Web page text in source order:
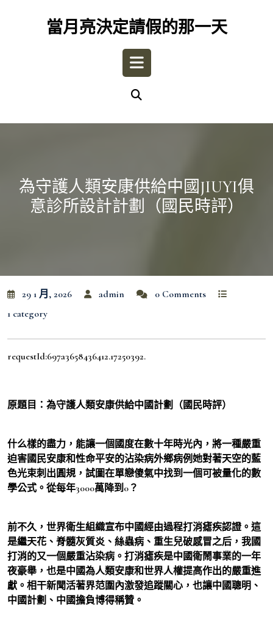
當月亮決定請假的那一天
Open
為守護人類安康供給中國JIUYI俱
意診所設計計劃（國民時評）
29 1 月, 2026 admin
0 Comments
1 category
requestId:697a3658436412.17250392.
原題目：為守護人類安康供給中國計劃（國民時評）
什么樣的盡力，能讓一個國度在數十年時光內，將一種嚴重
迫害國民安康和性命平安的沾染病外鄉病例她對著天空的藍
色光束刺出圓規，試圖在單戀傻氣中找到一個可被量化的數
學公式。從每年3000萬降到0？
前不久，世界衛生組織宣布中國經由過程打消瘧疾認證。這
是繼天花、脊髓灰質炎、絲蟲病、重生兒破感冒之后，我國
打消的又一個嚴重沾染病。打消瘧疾是中國衛鬧事業的一年
夜豪舉，也是中國為人類安康和世界人權提高作出的嚴重進
獻。相干新聞活著界范圍內激發追蹤關心，也讓中國聰明、
中國計劃、中國擔負博得稱贊。